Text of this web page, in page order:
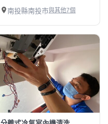
南投縣南投市與其他7個